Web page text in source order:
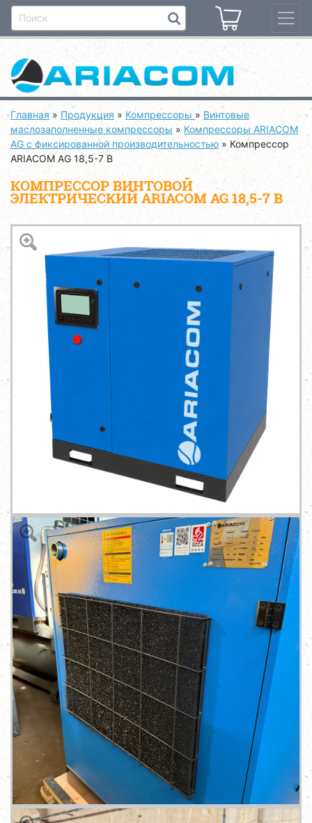
Главная » Продукция » Компрессоры » Винтовые
маслозаполненные компрессоры » Компрессоры ARIACOM
AG с фиксированной производительностью » Компрессор
ARIACOM AG 18,5-7 B
КОМПРЕССОР ВИНТОВОЙ
ЭЛЕКТРИЧЕСКИЙ ARIACOM AG 18,5-7 B